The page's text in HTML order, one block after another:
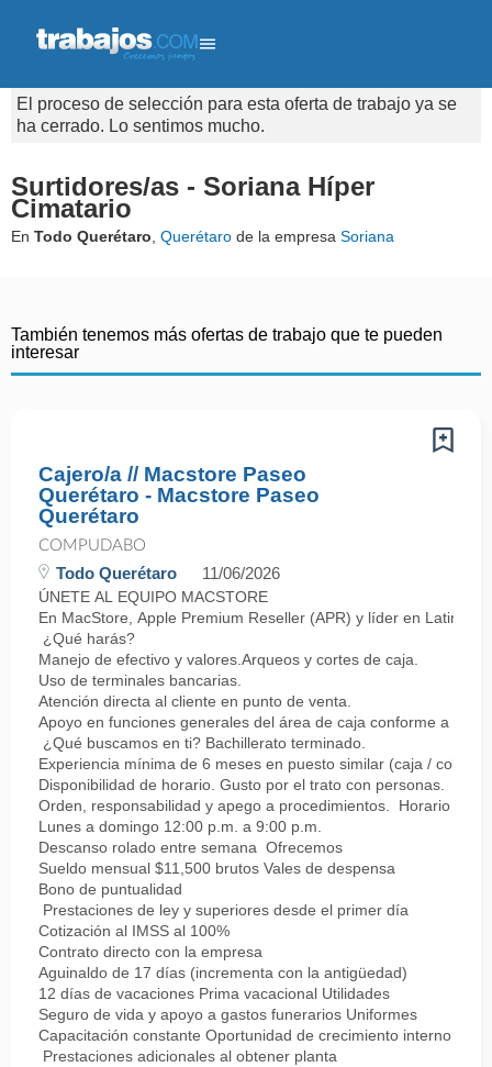
El proceso de selección para esta oferta de trabajo ya se
ha cerrado. Lo sentimos mucho.
Surtidores/as - Soriana Híper
Cimatario
En Todo Querétaro Querétaro de la empresa Soriana
También tenemos más ofertas de trabajo que te pueden
interesar
Cajero/a // Macstore Paseo
Querétaro - Macstore Paseo
Querétaro
COMPUDABO
Todo Querétaro 11/06/2026
ÚNETE AL EQUIPO MACSTORE
En MacStore, Apple Premium Reseller (APR) y líder en
¿Qué harás?
Manejo de efectivo y valores.Arqueos y cortes de caja.
Uso de terminales bancarias.
Atención directa al cliente en punto de venta.
Apoyo en funciones generales del área de caja conforme a
¿Qué buscamos en ti? Bachillerato terminado.
Experiencia mínima de 6 meses en puesto similar (caja / cobro).
Disponibilidad de horario. Gusto por el trato con personas.
Orden, responsabilidad y apego a procedimientos. Horario
Lunes a domingo 12:00 p.m. a 9:00 p.m.
Descanso rolado entre semana Ofrecemos
Sueldo mensual $11,500 brutos Vales de despensa
Bono de puntualidad
Prestaciones de ley y superiores desde el primer día
Cotización al IMSS al 100%
Contrato directo con la empresa
Aguinaldo de 17 días (incrementa con la antigüedad)
12 días de vacaciones Prima vacacional Utilidades
Seguro de vida y apoyo a gastos funerarios Uniformes
Capacitación constante Oportunidad de crecimiento interno
Prestaciones adicionales al obtener planta